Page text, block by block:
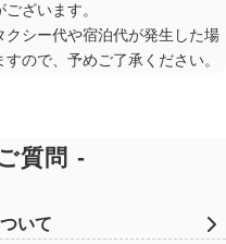
ざいます。
シー代や宿泊代が発生した場
ので、予めご了承ください。
質問
いて